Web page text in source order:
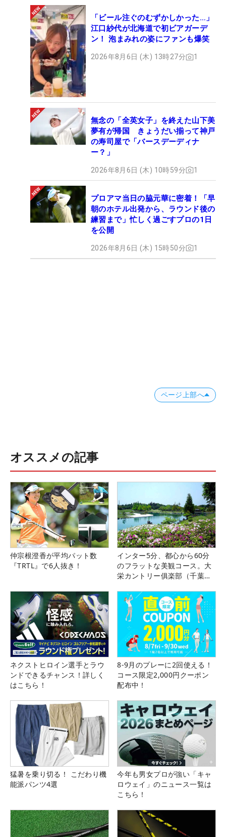
「ビール注ぐのむずかしかった…」
江口紗代が北海道で初ビアガーデ
ン！ 泡まみれの姿にファンも爆笑
2026年8月6日 (木) 13時27分 1
無念の「全英女子」を終えた山下美
夢有が帰国 きょうだい揃って神戸
の寿司屋で「バースデーディナ
ー？」
2026年8月6日 (木) 10時59分 1
プロアマ当日の脇元華に密着！「早
朝のホテル出発から、ラウンド後の
練習まで」忙しく過ごすプロの1日
を公開
2026年8月6日 (木) 15時50分 1
ページ上部へ
オススメの記事
仲宗根澄香が平均パット数
『TRTL』で6人抜き！
インター5分、都心から60分
のフラットな美観コース。大
栄カントリー俱楽部（千葉
ネクストヒロイン選手とラウ
ンドできるチャンス！詳しく
はこちら！
8-9月のプレーに2回使える！
コース限定2,000円クーポン
配布中！
猛暑を乗り切る！ こだわり機
能派パンツ4選
今年も男女プロが強い「キャ
ロウェイ」のニュース一覧は
こちら！